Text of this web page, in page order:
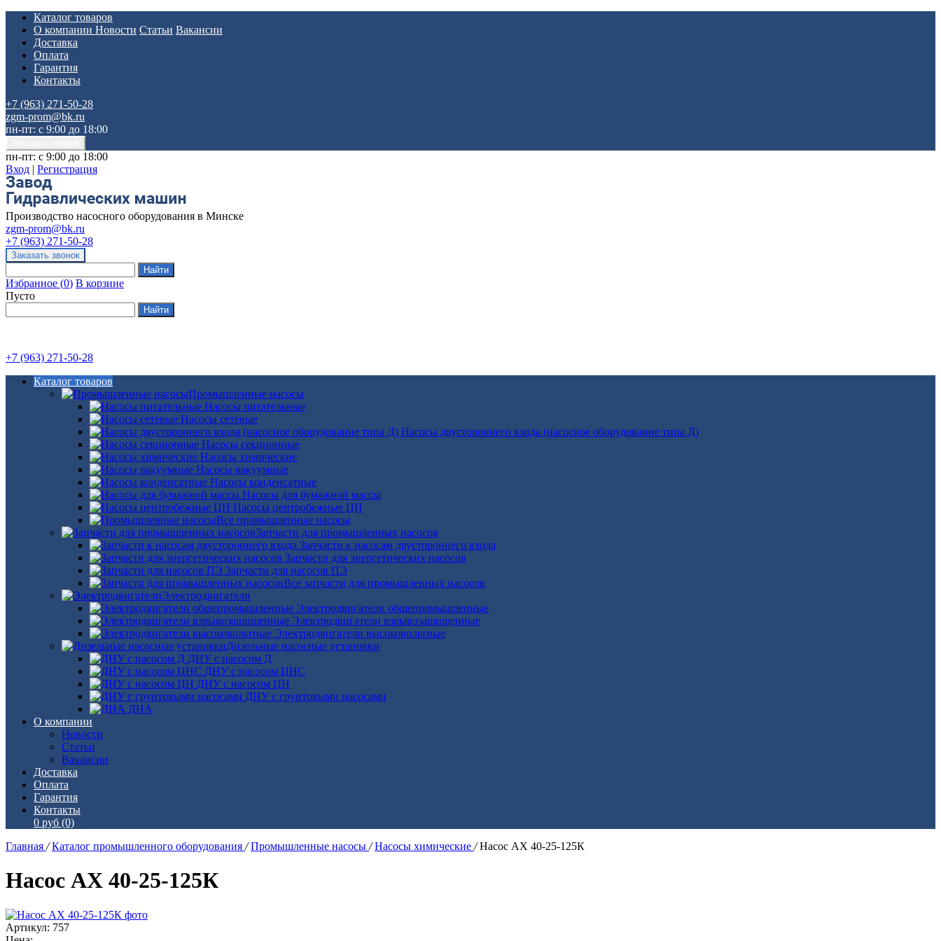
Каталог товаров
О компании Новости Статьи Вакансии
Доставка
Оплата
Гарантия
Контакты
+7 (963) 271-50-28
zgm-prom@bk.ru
пн-пт: с 9:00 до 18:00
пн-пт: с 9:00 до 18:00
Вход | Регистрация
Производство насосного оборудования в Минске
zgm-prom@bk.ru
+7 (963) 271-50-28
Избранное (0) В корзине
Пусто
+7 (963) 271-50-28
Каталог товаров
Промышленные насосы
Насосы питательные
Насосы сетевые
Насосы двустороннего входа (насосное оборудование типа Д)
Насосы секционные
Насосы химические
Насосы вакуумные
Насосы конденсатные
Насосы для бумажной массы
Насосы центробежные ЦН
Все промышленные насосы
Запчасти для промышленных насосов
Запчасти к насосам двустороннего входа
Запчасти для энергетических насосов
Запчасти для насосов ПЭ
Все запчасти для промышленных насосов
Электродвигатели
Электродвигатели общепромышленные
Электродвигатели взрывозащищенные
Электродвигатели высоковольтные
Дизельные насосные установки
ДНУ с насосом Д
ДНУ с насосом ЦНС
ДНУ с насосом ЦН
ДНУ с грунтовыми насосами
ДНА
О компании
Новости
Статьи
Вакансии
Доставка
Оплата
Гарантия
Контакты
0 руб (0)
Главная / Каталог промышленного оборудования / Промышленные насосы / Насосы химические / Насос АХ 40-25-125К
Насос АХ 40-25-125К
Артикул: 757